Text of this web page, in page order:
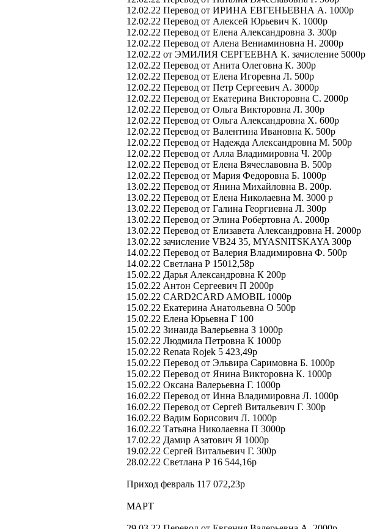
12.02.22 Перевод от ИРИНА ЕВГЕНЬЕВНА А. 1000р
12.02.22 Перевод от Алексей Юрьевич К. 1000р
12.02.22 Перевод от Елена Александровна З. 300р
12.02.22 Перевод от Алена Вениаминовна Н. 2000р
12.02.22 от ЭМИЛИЯ СЕРГЕЕВНА К. зачисление 5000р
12.02.22 Перевод от Анита Олеговна К. 300р
12.02.22 Перевод от Елена Игоревна Л. 500р
12.02.22 Перевод от Петр Сергеевич А. 3000р
12.02.22 Перевод от Екатерина Викторовна С. 2000р
12.02.22 Перевод от Ольга Викторовна Л. 300р
12.02.22 Перевод от Ольга Александровна Х. 600р
12.02.22 Перевод от Валентина Ивановна К. 500р
12.02.22 Перевод от Надежда Александровна М. 500р
12.02.22 Перевод от Алла Владимировна Ч. 200р
12.02.22 Перевод от Елена Вячеславовна В. 500р
12.02.22 Перевод от Мария Федоровна Б. 1000р
13.02.22 Перевод от Янина Михайловна В. 200р.
13.02.22 Перевод от Елена Николаевна М. 3000 р
13.02.22 Перевод от Галина Георгиевна Л. 300р
13.02.22 Перевод от Элина Робертовна А. 2000р
13.02.22 Перевод от Елизавета Александровна Н. 2000р
13.02.22 зачисление VB24 35, MYASNITSKAYA 300р
14.02.22 Перевод от Валерия Владимировна Ф. 500р
14.02.22 Светлана Р 15012,58р
15.02.22 Дарья Александровна К 200р
15.02.22 Антон Сергеевич П 2000р
15.02.22 CARD2CARD AMOBIL 1000р
15.02.22 Екатерина Анатольевна О 500р
15.02.22 Елена Юрьевна Г 100
15.02.22 Зинаида Валерьевна З 1000р
15.02.22 Людмила Петровна К 1000р
15.02.22 Renata Rojek 5 423,49р
15.02.22 Перевод от Эльвира Саримовна Б. 1000р
15.02.22 Перевод от Янина Викторовна К. 1000р
15.02.22 Оксана Валерьевна Г. 1000р
16.02.22 Перевод от Инна Владимировна Л. 1000р
16.02.22 Перевод от Сергей Витальевич Г. 300р
16.02.22 Вадим Борисович Л. 1000р
16.02.22 Татьяна Николаевна П 3000р
17.02.22 Дамир Азатович Я 1000р
19.02.22 Сергей Витальевич Г. 300р
28.02.22 Светлана Р 16 544,16р
Приход февраль 117 072,23р
МАРТ